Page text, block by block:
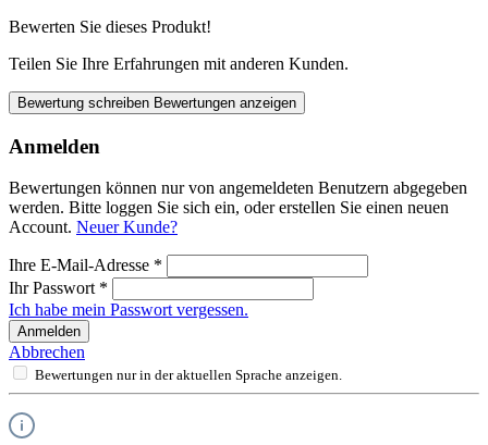
Bewerten Sie dieses Produkt!
Teilen Sie Ihre Erfahrungen mit anderen Kunden.
Bewertung schreiben Bewertungen anzeigen
Anmelden
Bewertungen können nur von angemeldeten Benutzern abgegeben
werden. Bitte loggen Sie sich ein, oder erstellen Sie einen neuen
Account. Neuer Kunde?
Ihre E-Mail-Adresse *
Ihr Passwort *
Ich habe mein Passwort vergessen.
Anmelden
Abbrechen
Bewertungen nur in der aktuellen Sprache anzeigen.